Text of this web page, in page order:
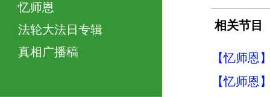
忆师恩
法轮大法日专辑
真相广播稿
相关节目
【忆师恩
【忆师恩